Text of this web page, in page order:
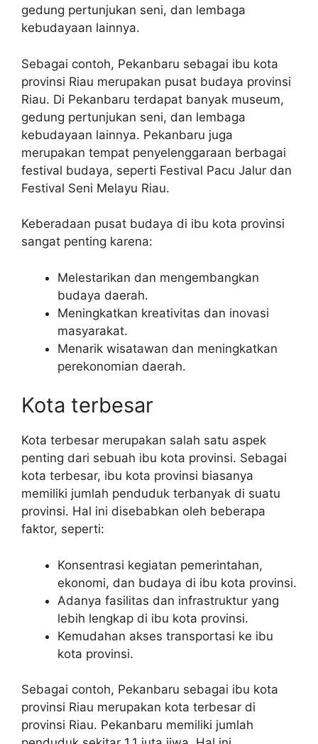
gedung pertunjukan seni, dan lembaga
kebudayaan lainnya.
Sebagai contoh, Pekanbaru sebagai ibu kota
provinsi Riau merupakan pusat budaya provinsi
Riau. Di Pekanbaru terdapat banyak museum,
gedung pertunjukan seni, dan lembaga
kebudayaan lainnya. Pekanbaru juga
merupakan tempat penyelenggaraan berbagai
festival budaya, seperti Festival Pacu Jalur dan
Festival Seni Melayu Riau.
Keberadaan pusat budaya di ibu kota provinsi
sangat penting karena:
Melestarikan dan mengembangkan
budaya daerah.
Meningkatkan kreativitas dan inovasi
masyarakat.
Menarik wisatawan dan meningkatkan
perekonomian daerah.
Kota terbesar
Kota terbesar merupakan salah satu aspek
penting dari sebuah ibu kota provinsi. Sebagai
kota terbesar, ibu kota provinsi biasanya
memiliki jumlah penduduk terbanyak di suatu
provinsi. Hal ini disebabkan oleh beberapa
faktor, seperti:
Konsentrasi kegiatan pemerintahan,
ekonomi, dan budaya di ibu kota provinsi.
Adanya fasilitas dan infrastruktur yang
lebih lengkap di ibu kota provinsi.
Kemudahan akses transportasi ke ibu
kota provinsi.
Sebagai contoh, Pekanbaru sebagai ibu kota
provinsi Riau merupakan kota terbesar di
provinsi Riau. Pekanbaru memiliki jumlah